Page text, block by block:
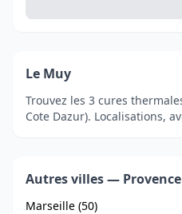
Le Muy
Trouvez les 3 cures
Cote Dazur). Localisations,
Autres villes —
Marseille (50)